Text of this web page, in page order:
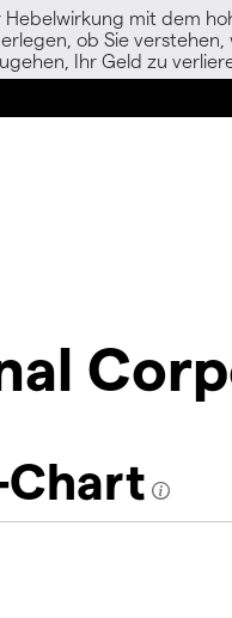
mit dem
ob Sie
Ihr Geld zu